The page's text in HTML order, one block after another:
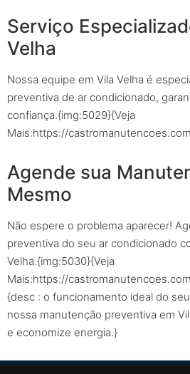
Serviço
Velha
Nossa equipe em Vila Velha é
preventiva de ar condicionado,
confiança.{img:5029}{Veja
Mais:https://
Agende sua
Mesmo
Não espere o problema aparecer!
preventiva do seu ar condicionado
Velha.{img:5030}{Veja
Mais:https://
{desc : o funcionamento ideal do
nossa manutenção preventiva em
e economize energia.}